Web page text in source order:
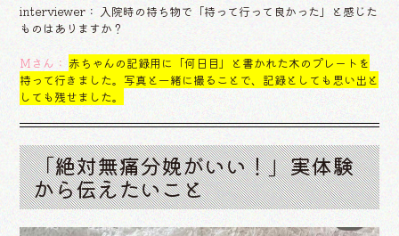
interviewer： 入院時の持ち物で「持って行って良かった」と感じた
ものはありますか？
Mさん： 赤ちゃんの記録用に「何日目」と書かれた木のプレートを
持って行きました。写真と一緒に撮ることで、記録としても思い出と
しても残せました。
「絶対無痛分娩がいい！」実体験
から伝えたいこと